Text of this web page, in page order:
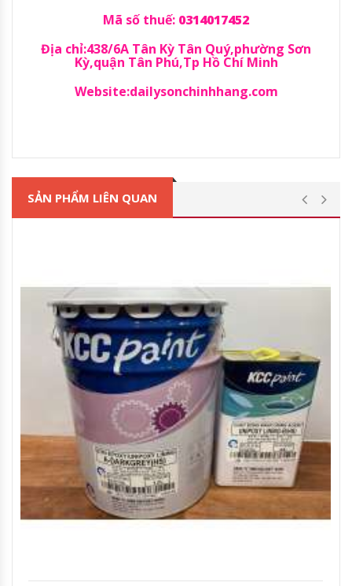
Mã số thuế: 0314017452
Địa chỉ:438/6A Tân Kỳ Tân Quý,phường Sơn
Kỳ,quận Tân Phú,Tp Hồ Chí Minh
Website:dailysonchinhhang.com
SẢN PHẨM LIÊN QUAN